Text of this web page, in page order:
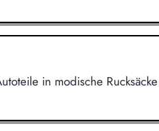
in modische